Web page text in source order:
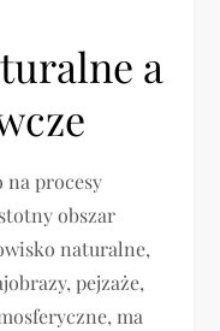
a
na procesy
obszar
naturalne,
pejzaże,
ma